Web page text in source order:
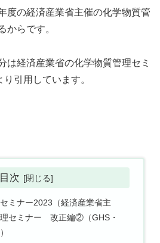
度の経済産業省主催の化学物質管
からです。
は経済産業省の化学物質管理セミ
引用しています。
目次
ミナー2023（経済産業省主
セミナー 改正編②（GHS・